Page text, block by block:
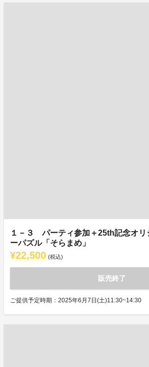
１－３ パーティ参加＋25th記念オリ
ーパズル「そらまめ」
¥22,500 (税込)
販売終了
ご提供予定時期：2025年6月7日(土)11:30~14:30